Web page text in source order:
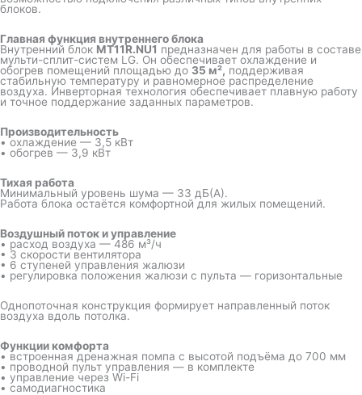
блоков.
Главная функция внутреннего блока
Внутренний блок MT11R.NU1 предназначен для работы в составе
мульти-сплит-систем LG. Он обеспечивает охлаждение и
обогрев помещений площадью до 35 м², поддерживая
стабильную температуру и равномерное распределение
воздуха. Инверторная технология обеспечивает плавную работу
и точное поддержание заданных параметров.
Производительность
• охлаждение — 3,5 кВт
• обогрев — 3,9 кВт
Тихая работа
Минимальный уровень шума — 33 дБ(А).
Работа блока остаётся комфортной для жилых помещений.
Воздушный поток и управление
• расход воздуха — 486 м³/ч
• 3 скорости вентилятора
• 6 ступеней управления жалюзи
• регулировка положения жалюзи с пульта — горизонтальные
Однопоточная конструкция формирует направленный поток
воздуха вдоль потолка.
Функции комфорта
• встроенная дренажная помпа с высотой подъёма до 700 мм
• проводной пульт управления — в комплекте
• управление через Wi-Fi
• самодиагностика